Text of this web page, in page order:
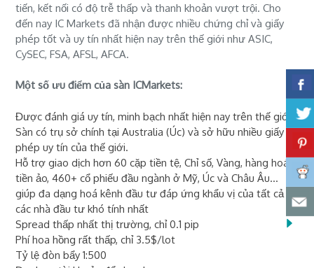
tiến, kết nối có độ trễ thấp và thanh khoản vượt trội. Cho
đến nay IC Markets đã nhận được nhiều chứng chỉ và giấy
phép tốt và uy tín nhất hiện nay trên thế giới như ASIC,
CySEC, FSA, AFSL, AFCA.
Một số ưu điểm của sàn ICMarkets:
Được đánh giá uy tín, minh bạch nhất hiện nay trên thế giới
Sàn có trụ sở chính tại Australia (Úc) và sở hữu nhiều giấy
phép uy tín của thế giới.
Hỗ trợ giao dịch hơn 60 cặp tiền tệ, Chỉ số, Vàng, hàng hoá,
tiền ảo, 460+ cổ phiếu đầu ngành ở Mỹ, Úc và Châu Âu...
giúp đa dạng hoá kênh đầu tư đáp ứng khẩu vị của tất cả
các nhà đầu tư khó tính nhất
Spread thấp nhất thị trường, chỉ 0.1 pip
Phí hoa hồng rất thấp, chỉ 3.5$/lot
Tỷ lệ đòn bẩy 1:500